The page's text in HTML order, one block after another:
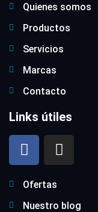
Quienes somos
Productos
Servicios
Marcas
Contacto
Links útiles
Ofertas
Nuestro blog